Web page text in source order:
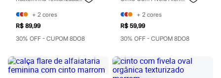
Sonic
Stitch
Beleza
Kits
Novidades
Cabelos
+ 2 cores
R$ 89,99
30% OFF - CUPOM 8DO8
+ 2 cores
R$ 59,99
30% OFF - CUPOM 8DO8